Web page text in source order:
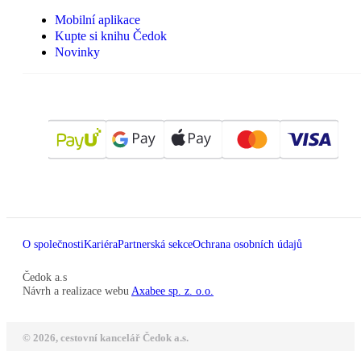
Mobilní aplikace
Kupte si knihu Čedok
Novinky
O společnostiKariéraPartnerská sekceOchrana osobních údajů
Čedok a.s
Návrh a realizace webu Axabee sp. z. o.o.
© 2026, cestovní kancelář Čedok a.s.